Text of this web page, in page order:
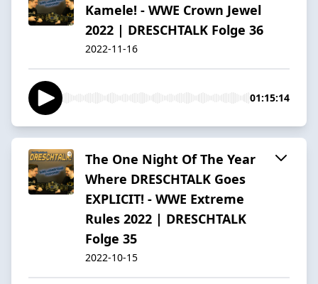
Kamele! - WWE Crown Jewel
2022 | DRESCHTALK Folge 36
2022-11-16
01:15:14
The One Night Of The Year
Where DRESCHTALK Goes
EXPLICIT! - WWE Extreme
Rules 2022 | DRESCHTALK
Folge 35
2022-10-15